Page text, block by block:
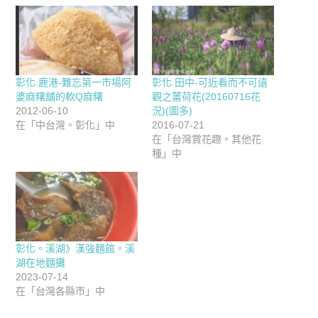
彰化.鹿港-難忘第一市場阿
婆麻糬舖的軟Q麻糬
2012-06-10
在「中台灣。彰化」中
彰化.田中-可近看而不可遠
觀之薑荷花(20160716花
況)(圖多)
2016-07-21
在「台灣賞花趣。其他花
種」中
彰化。溪湖》漢強麵館。溪
湖在地麵攤
2023-07-14
在「台灣各縣市」中